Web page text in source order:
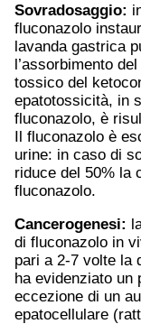
Sovradosaggio:
fluconazolo
lavanda gastrica
l’assorbimento
tossico del
epatotossicità, in
fluconazolo, è
Il fluconazolo è
urine: in caso di
riduce del 50% la
fluconazolo.
Cancerogenesi:
di fluconazolo in
pari a 2-7 volte la
ha evidenziato un
eccezione di un
epatocellulare